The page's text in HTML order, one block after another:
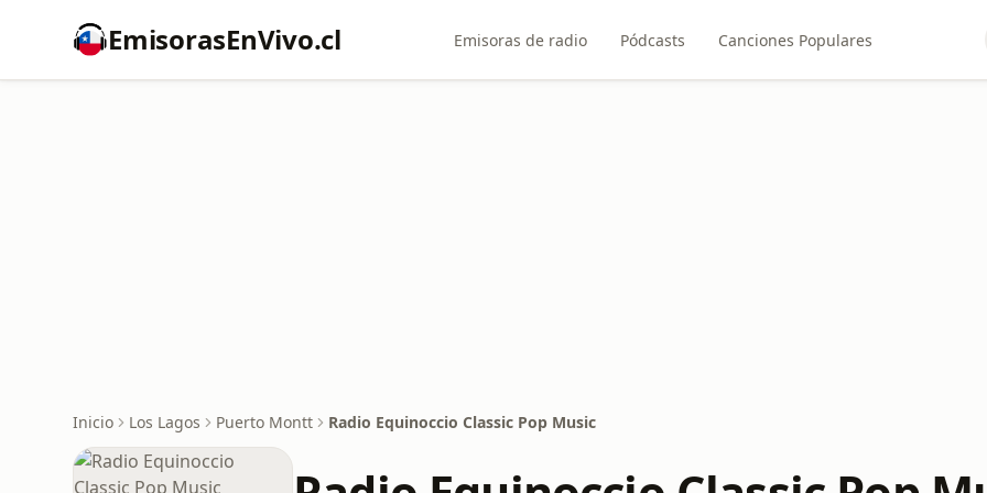
EmisorasEnVivo.cl Emisoras de radio Pódcasts Canciones Populares
Inicio Los Lagos Puerto Montt Radio Equinoccio Classic Pop Music